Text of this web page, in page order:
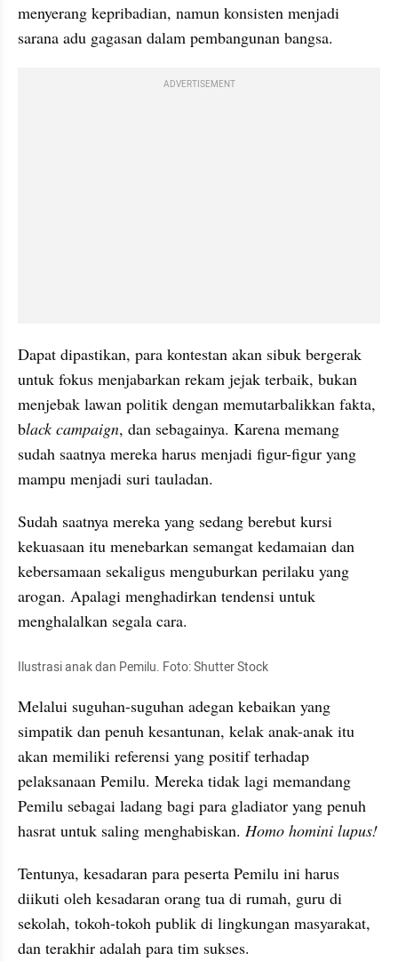
menyerang kepribadian, namun konsisten menjadi
sarana adu gagasan dalam pembangunan bangsa.
ADVERTISEMENT
Dapat dipastikan, para kontestan akan sibuk bergerak
untuk fokus menjabarkan rekam jejak terbaik, bukan
menjebak lawan politik dengan memutarbalikkan fakta,
black campaign, dan sebagainya. Karena memang
sudah saatnya mereka harus menjadi figur-figur yang
mampu menjadi suri tauladan.
Sudah saatnya mereka yang sedang berebut kursi
kekuasaan itu menebarkan semangat kedamaian dan
kebersamaan sekaligus menguburkan perilaku yang
arogan. Apalagi menghadirkan tendensi untuk
menghalalkan segala cara.
Ilustrasi anak dan Pemilu. Foto: Shutter Stock
Melalui suguhan-suguhan adegan kebaikan yang
simpatik dan penuh kesantunan, kelak anak-anak itu
akan memiliki referensi yang positif terhadap
pelaksanaan Pemilu. Mereka tidak lagi memandang
Pemilu sebagai ladang bagi para gladiator yang penuh
hasrat untuk saling menghabiskan. Homo homini lupus!
Tentunya, kesadaran para peserta Pemilu ini harus
diikuti oleh kesadaran orang tua di rumah, guru di
sekolah, tokoh-tokoh publik di lingkungan masyarakat,
dan terakhir adalah para tim sukses.